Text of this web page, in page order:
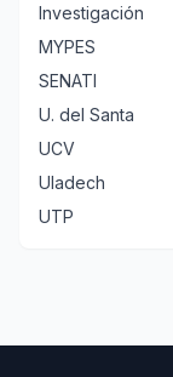
Investigación
MYPES
SENATI
U. del Santa
UCV
Uladech
UTP